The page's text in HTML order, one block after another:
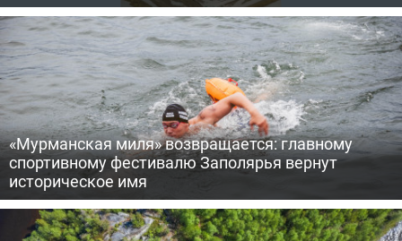
«Мурманская миля» возвращается: главному
спортивному фестивалю Заполярья вернут
историческое имя